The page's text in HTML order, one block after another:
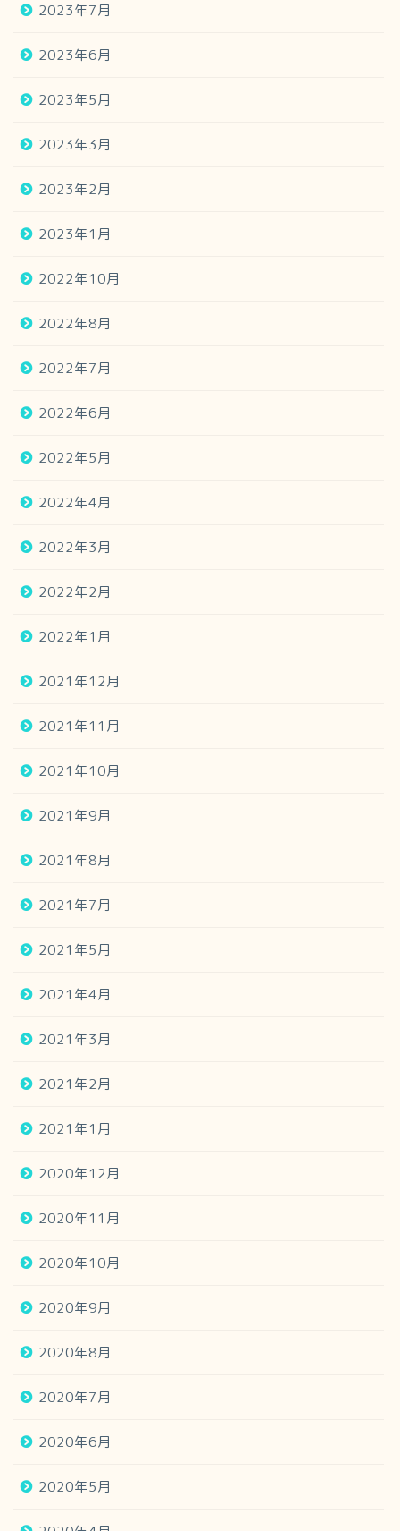
2023年7月
2023年6月
2023年5月
2023年3月
2023年2月
2023年1月
2022年10月
2022年8月
2022年7月
2022年6月
2022年5月
2022年4月
2022年3月
2022年2月
2022年1月
2021年12月
2021年11月
2021年10月
2021年9月
2021年8月
2021年7月
2021年5月
2021年4月
2021年3月
2021年2月
2021年1月
2020年12月
2020年11月
2020年10月
2020年9月
2020年8月
2020年7月
2020年6月
2020年5月